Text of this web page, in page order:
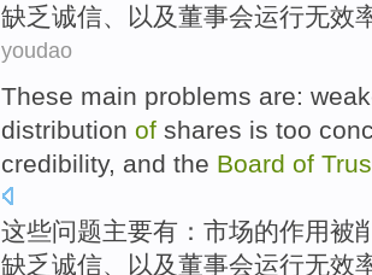
缺乏诚信、 以及董事会运行无效
youdao
These main problems are:
distribution of shares is too
credibility, and the Board of
这些问题主要有 ： 市场的作用被
缺乏诚信 以及董事会运行无效